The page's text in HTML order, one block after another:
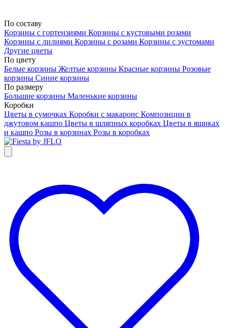
По составу
Корзины с гортензиями Корзины с кустовыми розами
Корзины с лилиями Корзины с розами Корзины с эустомами
Другие цветы
По цвету
Белые корзины Желтые корзины Красные корзины Розовые
корзины Синие корзины
По размеру
Большие корзины Маленькие корзины
Коробки
Цветы в сумочках Коробки с макаронс Композиции в
джутовом кашпо Цветы в шляпных коробках Цветы в ящиках
и кашпо Розы в корзинах Розы в коробках